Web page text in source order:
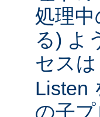
処理
る) よ
セスは
Listen
の子